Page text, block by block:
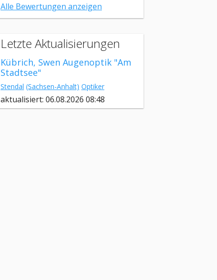
Alle Bewertungen anzeigen
Letzte Aktualisierungen
Kübrich, Swen Augenoptik "Am
Stadtsee"
Stendal (Sachsen-Anhalt) Optiker
aktualisiert: 06.08.2026 08:48